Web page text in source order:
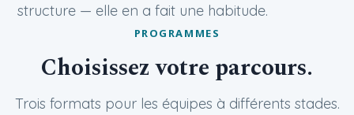
structure — elle en a fait une habitude.
PROGRAMMES
Choisissez votre parcours.
Trois formats pour les équipes à différents stades.